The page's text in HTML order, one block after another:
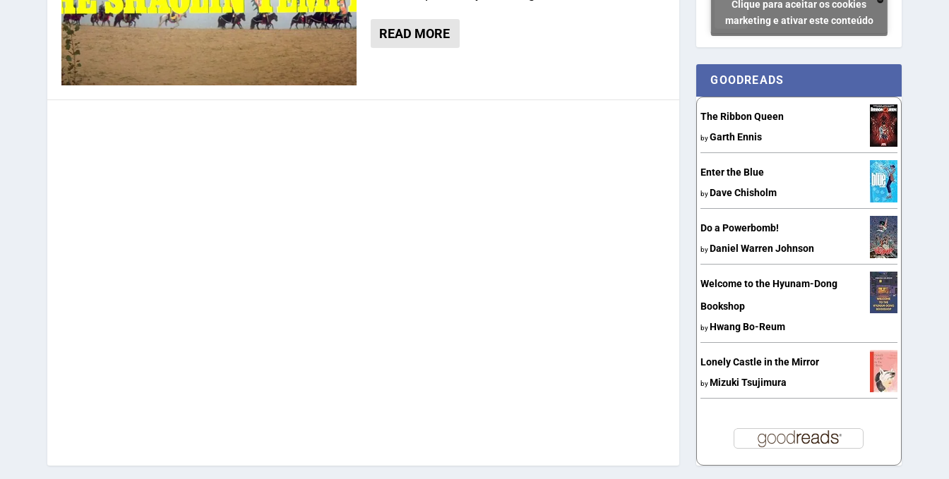
READ MORE
Clique para aceitar os cookies
marketing e ativar este conteúdo
GOODREADS
The Ribbon Queen
byGarth Ennis
Enter the Blue
by Dave Chisholm
Do a Powerbomb!
by Daniel Warren Johnson
Welcome to the Hyunam-Dong
Bookshop
by Hwang Bo-Reum
Lonely Castle in the Mirror
by Mizuki Tsujimura